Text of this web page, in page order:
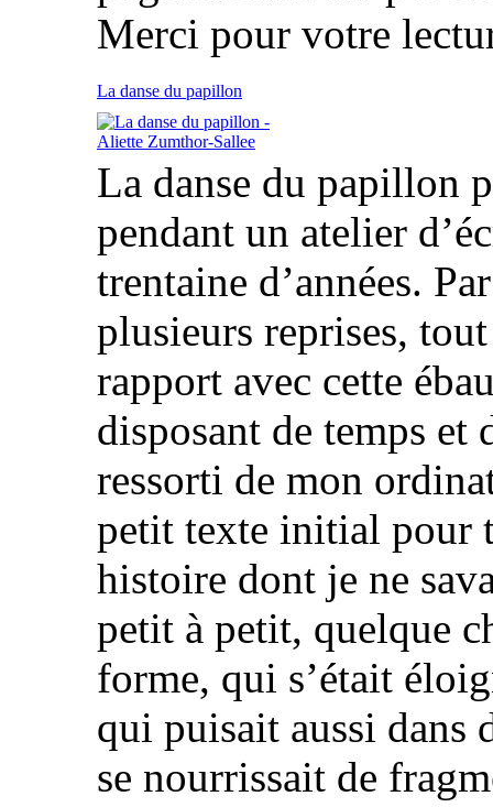
Merci pour votre
La danse du papillon
La danse du papillon
pendant un atelier
trentaine d’années.
plusieurs reprises,
rapport avec cette
disposant de temps
ressorti de mon
petit texte initial pour
histoire dont je ne
petit à petit, quelque
forme, qui s’était
qui puisait aussi dans
se nourrissait de